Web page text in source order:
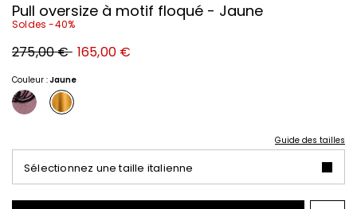
Pull oversize à motif floqué - Jaune
Soldes -40%
Prix
original
€
275,00 € Nouveau
prix
€
165,00 €
Couleur :Jaune
Guide des tailles
Sélectionnez une taille italienne